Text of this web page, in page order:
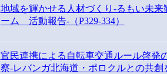
地域を輝かせる人材づくり-るもい未来
ーム 活動報告-（P329-334）
官民連携による自転車交通ルール啓発
察-レバンガ北海道・ポロクルとの共創